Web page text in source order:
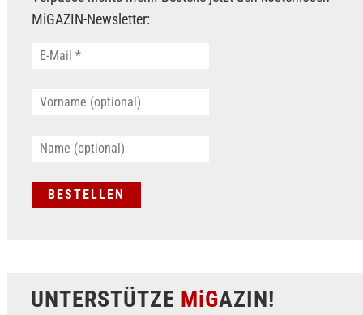
MiGAZIN-Newsletter:
UNTERSTÜTZE MiGAZIN!